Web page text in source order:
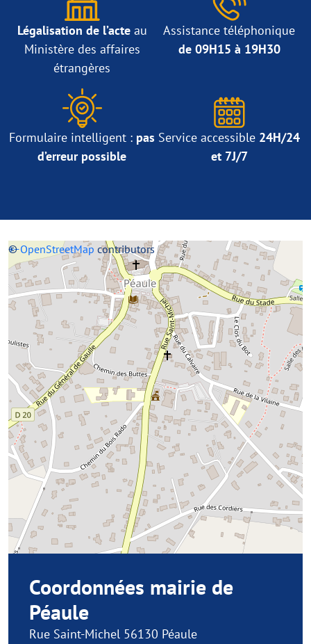
Légalisation de l’acteau
Ministère des affaires
étrangères
Assistance téléphonique
de 09H15 à 19H30
Formulaire intelligent : pas
d’erreur possible
Service accessible 24H/24
et 7J/7
+−
©OpenStreetMap contributors
Coordonnées mairie de
Péaule
Rue Saint-Michel 56130 Péaule